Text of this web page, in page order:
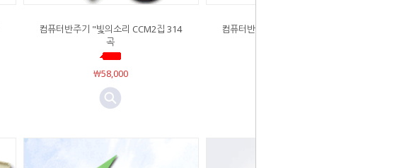
컴퓨터반주기 "빛의소리 CCM2집 314
곡
￦58,000
컴퓨터반주기 "빛의소리 CCM3집 236